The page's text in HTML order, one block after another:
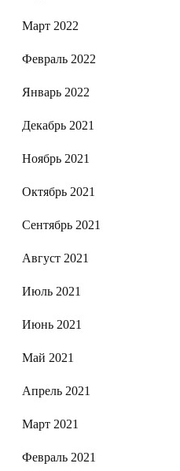
Март 2022
Февраль 2022
Январь 2022
Декабрь 2021
Ноябрь 2021
Октябрь 2021
Сентябрь 2021
Август 2021
Июль 2021
Июнь 2021
Май 2021
Апрель 2021
Март 2021
Февраль 2021